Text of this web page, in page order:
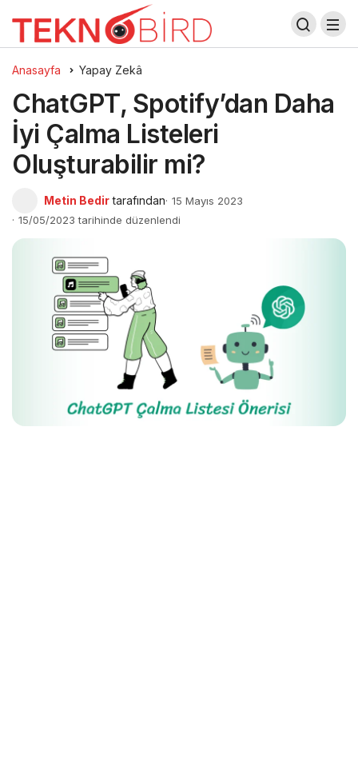
Anasayfa Yapay Zekâ
ChatGPT, Spotify’dan Daha
İyi Çalma Listeleri
Oluşturabilir mi?
Metin Bedir tarafından 15 Mayıs 2023
15/05/2023 tarihinde düzenlendi